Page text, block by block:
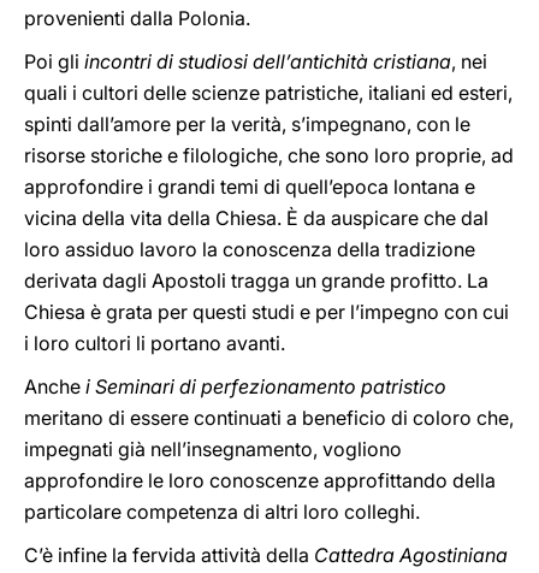
provenienti dalla Polonia.
Poi gli incontri di studiosi dell’antichità cristiana, nei
quali i cultori delle scienze patristiche, italiani ed esteri,
spinti dall’amore per la verità, s’impegnano, con le
risorse storiche e filologiche, che sono loro proprie, ad
approfondire i grandi temi di quell’epoca lontana e
vicina della vita della Chiesa. È da auspicare che dal
loro assiduo lavoro la conoscenza della tradizione
derivata dagli Apostoli tragga un grande profitto. La
Chiesa è grata per questi studi e per l’impegno con cui
i loro cultori li portano avanti.
Anche i Seminari di perfezionamento patristico
meritano di essere continuati a beneficio di coloro che,
impegnati già nell’insegnamento, vogliono
approfondire le loro conoscenze approfittando della
particolare competenza di altri loro colleghi.
C’è infine la fervida attività della Cattedra Agostiniana